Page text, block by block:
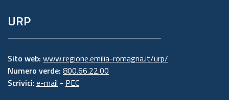
URP
Sito web: www.regione.emilia-romagna.it/urp/
Numero verde: 800.66.22.00
Scrivici: e-mail - PEC